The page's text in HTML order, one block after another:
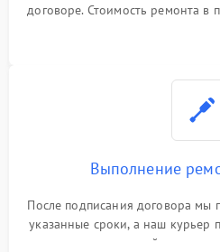
договоре. Стоимость ремонта в
Выполнение
После подписания договора мы
указанные сроки, а наш курьер
гарантийным